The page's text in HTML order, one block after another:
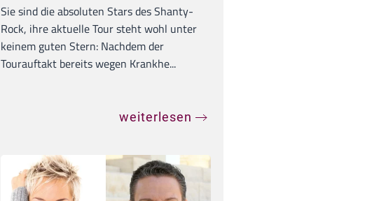
Sie sind die absoluten Stars des Shanty-
Rock, ihre aktuelle Tour steht wohl unter
keinem guten Stern: Nachdem der
Tourauftakt bereits wegen Krankhe...
weiterlesen